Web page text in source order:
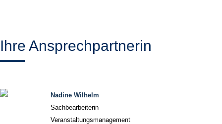
Ihre Ansprechpartnerin
Nadine Wilhelm
Sachbearbeiterin
Veranstaltungsmanagement